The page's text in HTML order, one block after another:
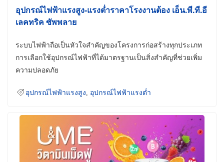
อุปกรณ์ไฟฟ้าแรงสูง-แรงต่ำราคาโรงงานต้อง เอ็น.พี.ที.อี
เลคทริค ซัพพลาย
ระบบไฟฟ้าถือเป็นหัวใจสำคัญของโครงการก่อสร้างทุกประเภท
การเลือกใช้อุปกรณ์ไฟฟ้าที่ได้มาตรฐานเป็นสิ่งสำคัญที่ช่วยเพิ่ม
ความปลอดภัย
อุปกรณ์ไฟฟ้าแรงสูง อุปกรณ์ไฟฟ้าแรงต่ำ